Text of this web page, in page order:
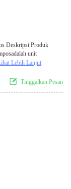
Deskripsi Produk
unit
Lebih Lanjut
Tinggalkan Pesan